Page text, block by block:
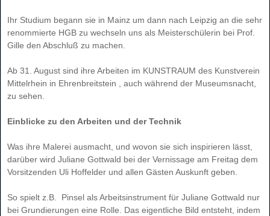
Ihr Studium begann sie in Mainz um dann nach Leipzig an die sehr
renommierte HGB zu wechseln uns als Meisterschülerin bei Prof.
Gille den Abschluß zu machen.
Ab 31. August sind ihre Arbeiten im KUNSTRAUM des Kunstverein
Mittelrhein in Ehrenbreitstein , auch während der Museumsnacht,
zu sehen.
Einblicke zu den Arbeiten und der Technik
Was ihre Malerei ausmacht, und wovon sie sich inspirieren lässt,
darüber wird Juliane Gottwald bei der Vernissage am Freitag dem
Vorsitzenden Uli Hoffelder und allen Gästen Auskunft geben.
So spielt z.B. Pinsel als Arbeitsinstrument für Juliane Gottwald nur
bei Grundierungen eine Rolle. Das eigentliche Bild entsteht, indem